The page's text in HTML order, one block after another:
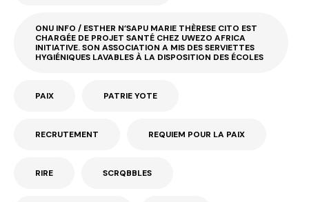
ONU INFO / ESTHER N’SAPU MARIE THÈRESE CITO EST
CHARGÉE DE PROJET SANTÉ CHEZ UWEZO AFRICA
INITIATIVE. SON ASSOCIATION A MIS DES SERVIETTES
HYGIÉNIQUES LAVABLES À LA DISPOSITION DES ÉCOLES
PAIX PATRIE YOTE
RECRUTEMENT REQUIEM POUR LA PAIX
RIRE SCRQBBLES